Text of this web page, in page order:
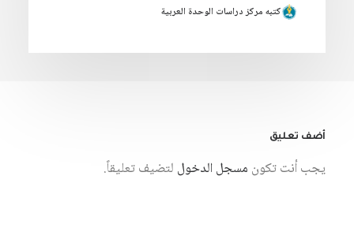
كتبه مركز دراسات الوحدة العربية
أضف تعليق
يجب أنت تكون مسجل الدخول لتضيف تعليقاً.